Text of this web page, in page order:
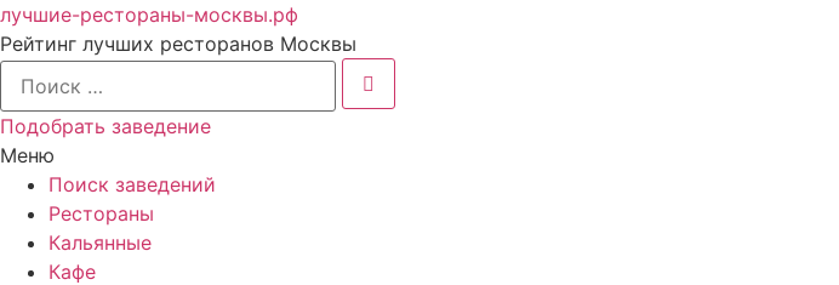
лучшие-рестораны-москвы.рф
Рейтинг лучших ресторанов Москвы
Подобрать заведение
Меню
Поиск заведений
Рестораны
Кальянные
Кафе